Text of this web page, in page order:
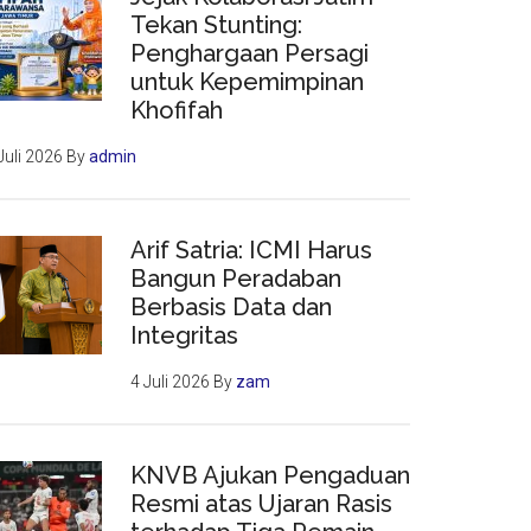
Tekan Stunting:
Penghargaan Persagi
untuk Kepemimpinan
Khofifah
2026 Byadmin
Arif Satria: ICMI Harus
Bangun Peradaban
Berbasis Data dan
Integritas
4 Juli 2026 By zam
KNVB Ajukan Pengaduan
Resmi atas Ujaran Rasis